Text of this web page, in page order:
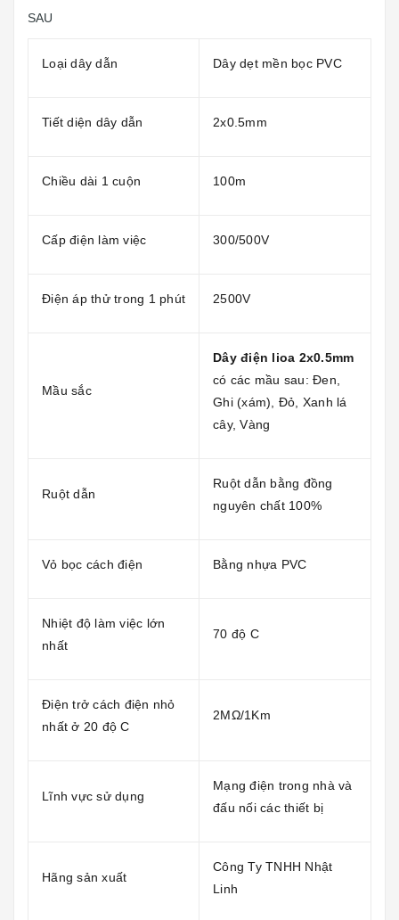
SAU
Loại dây dẫn Dây dẹt mền bọc PVC
Tiết diện dây dẫn 2x0.5mm
Chiều dài 1 cuộn 100m
Cấp điện làm việc 300/500V
Điện áp thử trong 1 phút 2500V
Mầu sắc
Dây điện lioa 2x0.5mm
có các mầu sau: Đen,
Ghi (xám), Đỏ, Xanh lá
cây, Vàng
Ruột dẫn
Ruột dẫn bằng đồng
nguyên chất 100%
Vỏ bọc cách điện Bằng nhựa PVC
Nhiệt độ làm việc lớn
nhất
70 độ C
Điện trở cách điện nhỏ
nhất ở 20 độ C
2MΩ/1Km
Lĩnh vực sử dụng
Mạng điện trong nhà và
đấu nối các thiết bị
Hãng sản xuất
Công Ty TNHH Nhật
Linh